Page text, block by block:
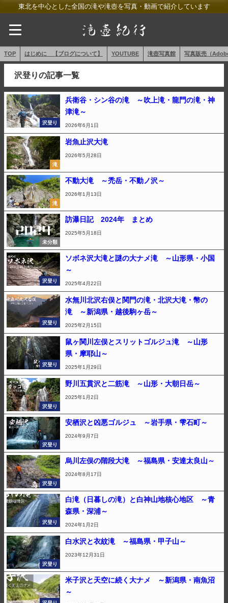
東北を中心とした全国の滝や滝壺を写真・動画で紹介しています
TOP はじめに 【ブログについて】 YOUTUBE 滝壺写真館 写真販売（
沢登りの記事一覧
沢登り
兵衛谷・シン谷の滝 ～吹上滝・龍門の滝・神
津滝～
2026年6月1日
滝
岩魚止沢大滝
2026年5月28日
滝
不動大滝 ～禿岳・不動ノ沢～
2026年1月13日
未分類
訪瀑日記 2024年 まとめ
2025年5月18日
沢登り
ソボネ沢大滝と謎の大ナメ滝 ～山形県・小国
～
2025年4月22日
沢登り
水無川北沢右俣と関門の滝・北沢大滝・幣の
滝 ～新潟県・越後駒ヶ岳～
2025年2月15日
沢登り
鼠ヶ関川左俣とスリットゴルジュ滝 ～山形
県・摩耶山～
2025年1月29日
沢登り
野川五貫沢と二筋滝 ～山形・大朝日岳～
2025年1月2日
沢登り
安栖沢と凶悪ゴルジュ ～岩手県・雫石町～
2024年9月7日
沢登り
烏川左俣の階段大滝 ～福島県・安達太良山～
2024年8月17日
沢登り
白滝（日暮しの滝）と白神山地核心地区 ～青
森県・深浦～
2024年1月2日
沢登り
白水沢と衣紋滝 ～福島県・甲子山～
2023年12月31日
米子沢と天空に続く大ナメ ～新潟県・南魚沼
～